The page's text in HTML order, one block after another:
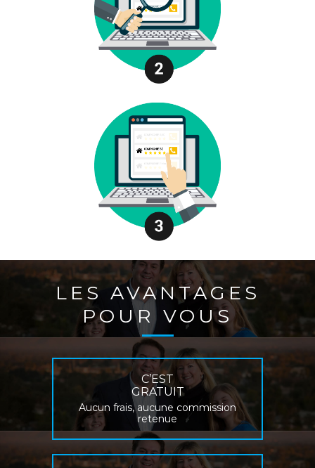
LES AVANTAGES
POUR VOUS
C’EST
GRATUIT
Aucun frais, aucune commission
retenue